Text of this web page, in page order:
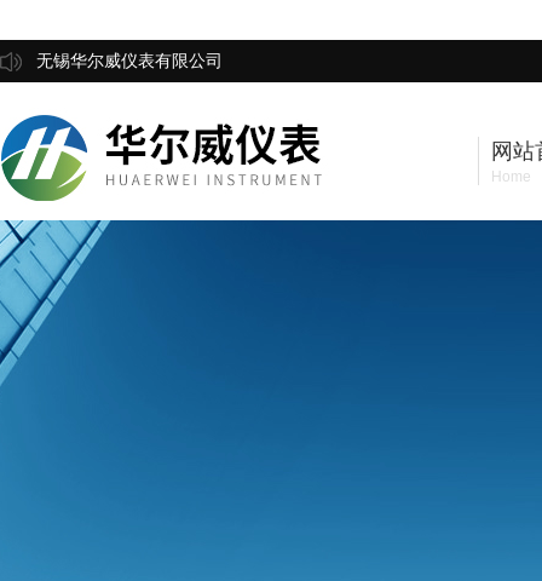
无锡华尔威仪表有限公司
网站
Home